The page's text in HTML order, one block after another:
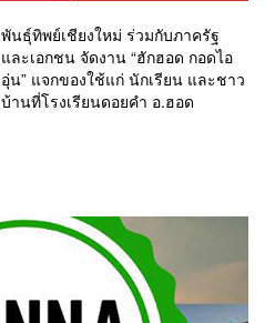
พันธ์ุทิพย์เชียงใหม่ ร่วมกับภาครัฐ
และเอกชน จัดงาน “ฮักฮอด กอดไอ
อุ่น” แจกของใช้แก่ นักเรียน และชาว
บ้านที่โรงเรียนดอยคำ อ.ฮอด